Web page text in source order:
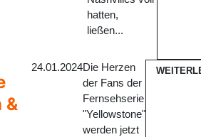
hatten,
ließen...
&
24.01.2024Die Herzen
der Fans der
Fernsehserie
"Yellowstone"
werden jetzt